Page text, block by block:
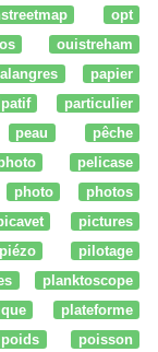
opt
os
ouistreham
papier
particulier
peau
pêche
pelicase
photo
photos
pictures
piézo
pilotage
planktoscope
plateforme
poids
poisson